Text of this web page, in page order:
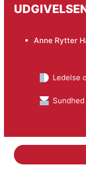
Anne Rytter
Ledelse
Sundhed